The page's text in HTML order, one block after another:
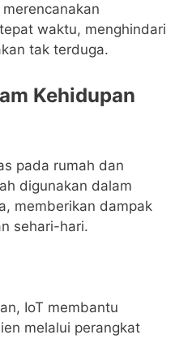
waktu, menghindari
tak terduga.
Kehidupan
pada rumah dan
digunakan dalam
memberikan dampak
sehari-hari.
IoT membantu
melalui perangkat